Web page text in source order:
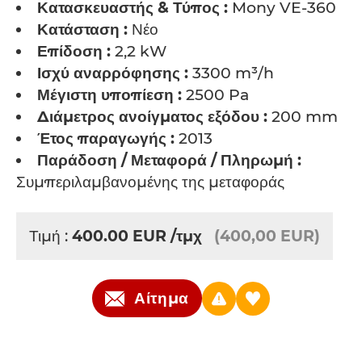
Κατασκευαστής & Τύπος : Mony VE-360
Κατάσταση : Νέο
Επίδοση : 2,2 kW
Ισχύ αναρρόφησης : 3300 m³/h
Μέγιστη υποπίεση : 2500 Pa
Διάμετρος ανοίγματος εξόδου : 200 mm
Έτος παραγωγής : 2013
Παράδοση / Μεταφορά / Πληρωμή :
Συμπεριλαμβανομένης της μεταφοράς
Τιμή : 400.00 EUR /τμχ (400,00 EUR)
Αίτημα